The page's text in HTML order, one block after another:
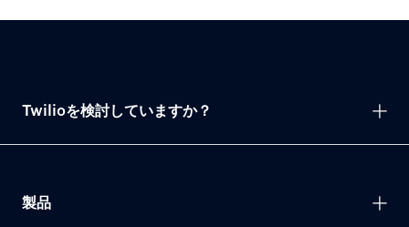
Twilioを検討していますか？
製品